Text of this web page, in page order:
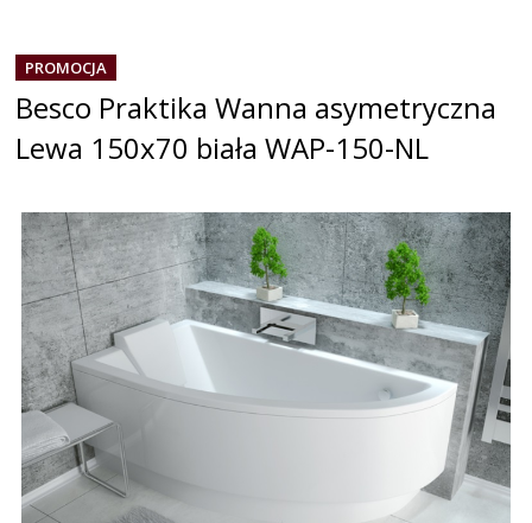
PROMOCJA
Besco Praktika Wanna asymetryczna
Lewa 150x70 biała WAP-150-NL